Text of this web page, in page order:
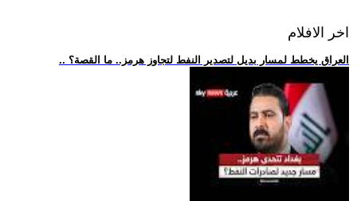
اخر الافلام
.. العراق يخطط لمسار بديل لتصدير النفط لتجاوز هرمز.. ما القصة؟